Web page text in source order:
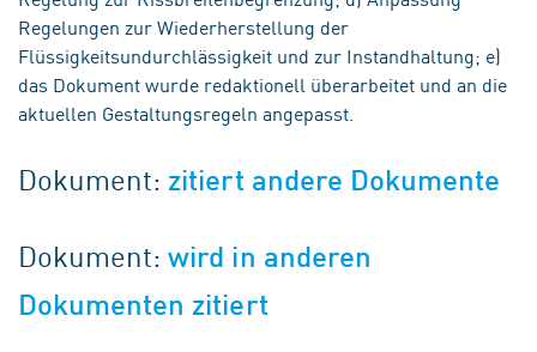
Regelungen zur Wiederherstellung der
Flüssigkeitsundurchlässigkeit und zur Instandhaltung; e)
das Dokument wurde redaktionell überarbeitet und an die
aktuellen Gestaltungsregeln angepasst.
Dokument: zitiert andere Dokumente
Dokument:wird in anderen
Dokumenten zitiert